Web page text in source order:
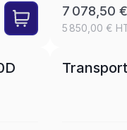
7 078,50
5 850,00 €
LEASE